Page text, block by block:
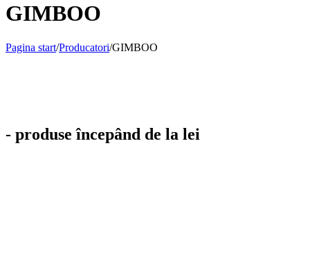
GIMBOO
Pagina start/Producatori/GIMBOO
- produse începând de la lei